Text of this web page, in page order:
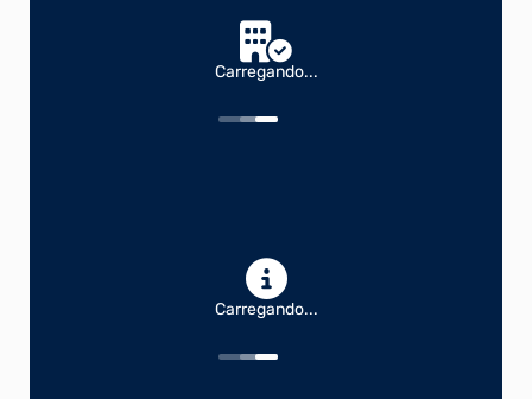
Carregando...
Carregando...